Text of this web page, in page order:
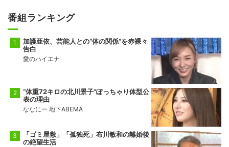
番組ランキング
加護亜依、芸能人との“体の関係”を赤裸々
告白
愛のハイエナ
“体重72キロの北川景子”ぽっちゃり体型公
表の理由
ななにー 地下ABEMA
「ゴミ屋敷」「孤独死」布川敏和の離婚後
の絶望生活